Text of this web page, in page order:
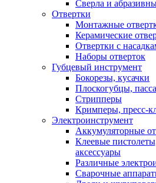
Сверла и
Отвертки
Монтажные
Керамические
Отвертки с
Наборы отверток
Губцевый инструмент
Бокорезы, кусачки
Плоскогубцы,
Стрипперы
Кримперы, пресс-
Электроинструмент
Аккумуляторные
Клеевые
аксессуары
Различные
Сварочные